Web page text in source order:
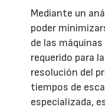
Mediante un
poder
de las
requerido para
resolución del
tiempos de
especializada,